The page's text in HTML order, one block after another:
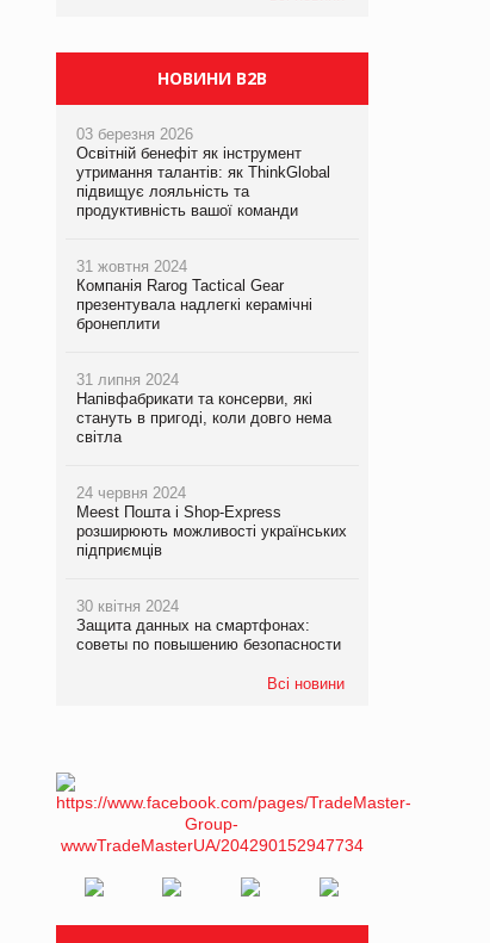
НОВИНИ B2B
03 березня 2026
Освітній бенефіт як інструмент
утримання талантів: як ThinkGlobal
підвищує лояльність та
продуктивність вашої команди
31 жовтня 2024
Компанія Rarog Tactical Gear
презентувала надлегкі керамічні
бронеплити
31 липня 2024
Напівфабрикати та консерви, які
стануть в пригоді, коли довго нема
світла
24 червня 2024
Meest Пошта і Shop-Express
розширюють можливості українських
підприємців
30 квітня 2024
Защита данных на смартфонах:
советы по повышению безопасности
Всі новини